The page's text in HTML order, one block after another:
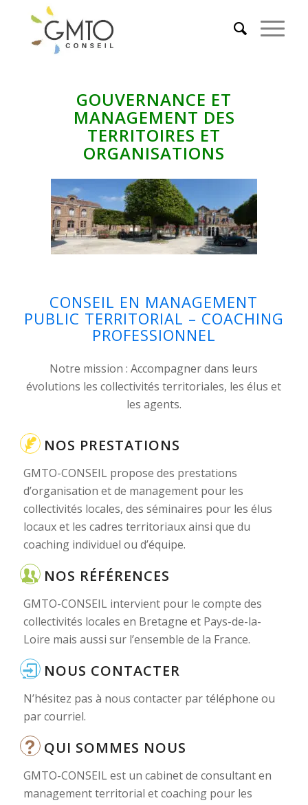
GOUVERNANCE ET
MANAGEMENT DES
TERRITOIRES ET
ORGANISATIONS
CONSEIL EN MANAGEMENT
PUBLIC TERRITORIAL – COACHING
PROFESSIONNEL
Notre mission : Accompagner dans leurs
évolutions les collectivités territoriales, les élus et
les agents.
NOS PRESTATIONS
GMTO-CONSEIL propose des prestations
d’organisation et de management pour les
collectivités locales, des séminaires pour les élus
locaux et les cadres territoriaux ainsi que du
coaching individuel ou d’équipe.
NOS RÉFÉRENCES
GMTO-CONSEIL intervient pour le compte des
collectivités locales en Bretagne et Pays-de-la-
Loire mais aussi sur l’ensemble de la France.
NOUS CONTACTER
N’hésitez pas à nous contacter par téléphone ou
par courriel.
QUI SOMMES NOUS
GMTO-CONSEIL est un cabinet de consultant en
management territorial et coaching pour les